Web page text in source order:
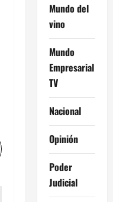
Mundo del
vino
Mundo
Empresarial
TV
Nacional
Opinión
Poder
Judicial